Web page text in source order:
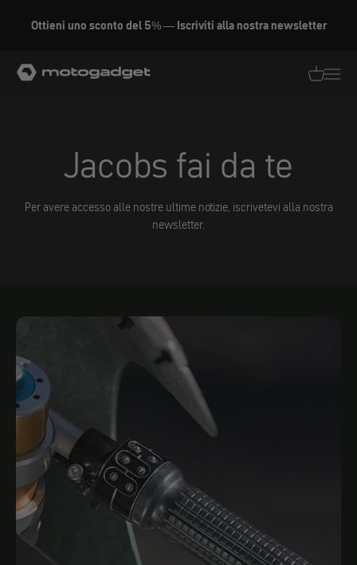
Ottieni uno sconto del 5% — Iscriviti alla nostra newsletter
motogadget GmbH
Jacobs fai da te
Per avere accesso alle nostre ultime notizie, iscrivetevi alla nostra
newsletter.